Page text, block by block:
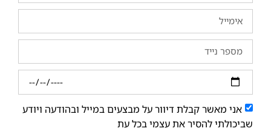
אני מאשר קבלת דיוור על מבצעים במייל ובהודעה ויודע
שביכולתי להסיר את עצמי בכל עת